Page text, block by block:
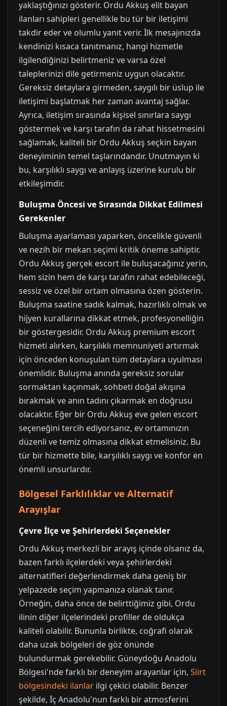
yaklaştığınızı gösterir. Ordu Akkuş elit bayan
ilanları sahipleri genellikle bu tür bir iletişimi
takdir eder ve olumlu yanıt verir. İlk mesajınızda
kendinizi kısaca tanıtmanız, hangi hizmetle
ilgilendiğinizi belirtmeniz ve varsa özel
taleplerinizi dile getirmeniz uygun olacaktır.
Gereksiz detaylara girmeden, saygılı bir üslup ile
iletişimi başlatmak her zaman avantaj sağlar.
Ayrıca, iletişim sırasında kişisel sınırlara saygı
göstermek ve karşı tarafın da rahat hissetmesini
sağlamak, kaliteli bir Ordu Akkuş seçkin bayan
deneyiminin temel taşlarındandır. Unutmayın ki
bu, karşılıklı saygı ve anlayış üzerine kurulu bir
etkileşimdir.
Buluşma Öncesi ve Sırasında Dikkat Edilmesi
Gerekenler
Buluşma ayarlaması yaparken, öncelikle güvenli
ve nezih bir mekan seçimi kritik öneme sahiptir.
Ordu Akkuş gerçek escort ile buluşacağınız yerin,
hem sizin hem de karşı tarafın rahat edebileceği,
sessiz ve özel bir ortam olmasına özen gösterin.
Buluşma saatine sadık kalmak, hazırlıklı olmak ve
hijyen kurallarına dikkat etmek, profesyonelliğin
bir göstergesidir. Ordu Akkuş premium escort
hizmeti alırken, karşılıklı memnuniyeti artırmak
için önceden konuşulan tüm detaylara uyulması
önemlidir. Buluşma anında gereksiz sorular
sormaktan kaçınmak, sohbeti doğal akışına
bırakmak ve anın tadını çıkarmak en doğrusu
olacaktır. Eğer bir Ordu Akkuş eve gelen escort
seçeneğini tercih ediyorsanız, ev ortamınızın
düzenli ve temiz olmasına dikkat etmelisiniz. Bu
tür bir hizmette bile, karşılıklı saygı ve konfor en
önemli unsurlardır.
Bölgesel Farklılıklar ve Alternatif
Arayışlar
Çevre İlçe ve Şehirlerdeki Seçenekler
Ordu Akkuş merkezli bir arayış içinde olsanız da,
bazen farklı ilçelerdeki veya şehirlerdeki
alternatifleri değerlendirmek daha geniş bir
yelpazede seçim yapmanıza olanak tanır.
Örneğin, daha önce de belirttiğimiz gibi, Ordu
ilinin diğer ilçelerindeki profiller de oldukça
kaliteli olabilir. Bununla birlikte, coğrafi olarak
daha uzak bölgeleri de göz önünde
bulundurmak gerekebilir. Güneydoğu Anadolu
Bölgesi'nde farklı bir deneyim arayanlar için, Siirt
bölgesindeki ilanlar ilgi çekici olabilir. Benzer
şekilde, İç Anadolu'nun farklı bir atmosferini